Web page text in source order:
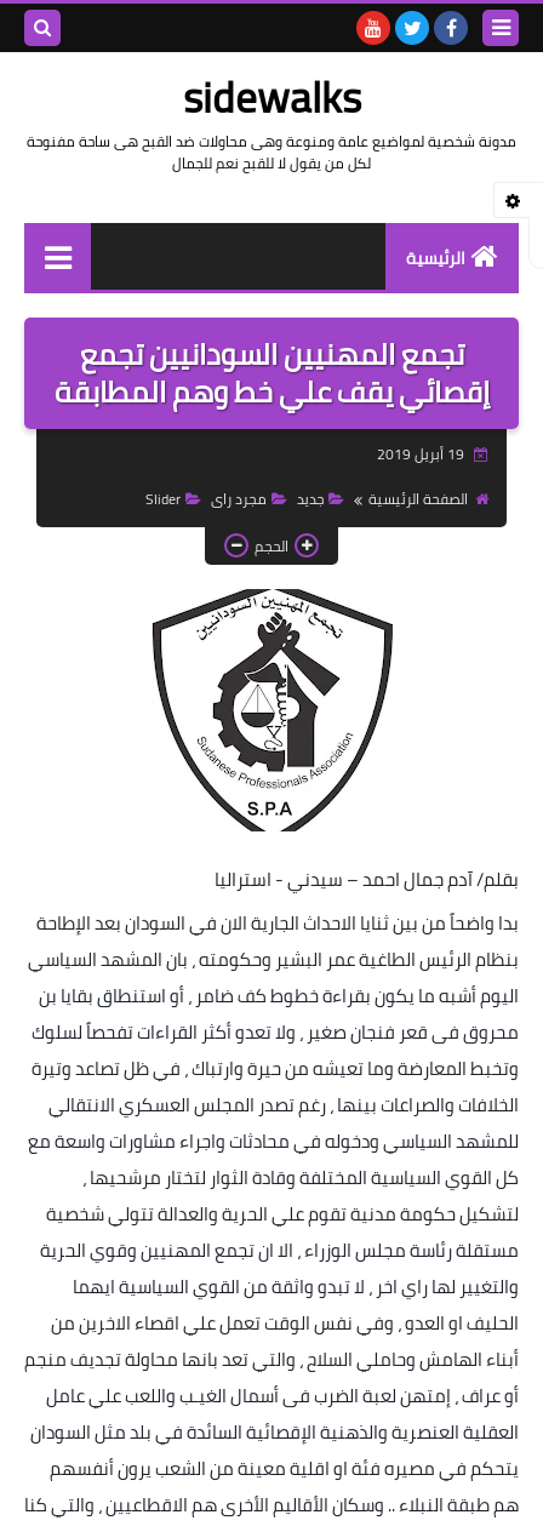
sidewalks
مدونة شخصية لمواضيع عامة ومنوعة وهى محاولات ضد القبح هى ساحة مفنوحة
لكل من يقول لا للقبح نعم للجمال
الرئيسية
توثيق وتاريخ
بيانات
تقارير
خواطر بالفصحى
خواطر قصصية
صور
علوم وبحوث
فيديو
مجرد راى
منوعات
مواضيع عامة
تجمع المهنيين السودانيين تجمع
إقصائي يقف علي خط وهم المطابقة
الصفحة الرئيسية
جديد مجرد راى
Slider
الحجم
بقلم/ آدم جمال احمد – سيدني - استراليا
بدا واضحاً من بين ثنايا الاحداث الجارية الان في السودان بعد الإطاحة
بنظام الرئيس الطاغية عمر البشير وحكومته ، بان المشهد السياسي
اليوم أشبه ما يكون بقراءة خطوط كف ضامر ، أو استنطاق بقايا بن
محروق فى قعر فنجان صغير ، ولا تعدو أكثر القراءات تفحصاً لسلوك
وتخبط المعارضة وما تعيشه من حيرة وارتباك ، في ظل تصاعد وتيرة
الخلافات والصراعات بينها ، رغم تصدر المجلس العسكري الانتقالي
للمشهد السياسي ودخوله في محادثات واجراء مشاورات واسعة مع
كل القوي السياسية المختلفة وقادة الثوار لتختار مرشحيها ،
لتشكيل حكومة مدنية تقوم علي الحرية والعدالة تتولي شخصية
مستقلة رئاسة مجلس الوزراء ، الا ان تجمع المهنيين وقوي الحرية
والتغيير لها راي اخر ، لا تبدو واثقة من القوي السياسية ايهما
الحليف او العدو ، وفي نفس الوقت تعمل علي اقصاء الاخرين من
أبناء الهامش وحاملي السلاح ، والتي تعد بانها محاولة تجديف منجم
أو عراف ، إمتهن لعبة الضرب فى أسمال الغيـب واللعب علي عامل
العقلية العنصرية والذهنية الإقصائية السائدة في بلد مثل السودان
يتحكم في مصيره فئة او اقلية معينة من الشعب يرون أنفسهم
هم طبقة النبلاء .. وسكان الأقاليم الأخرى هم الاقطاعيين ، والتي كنا